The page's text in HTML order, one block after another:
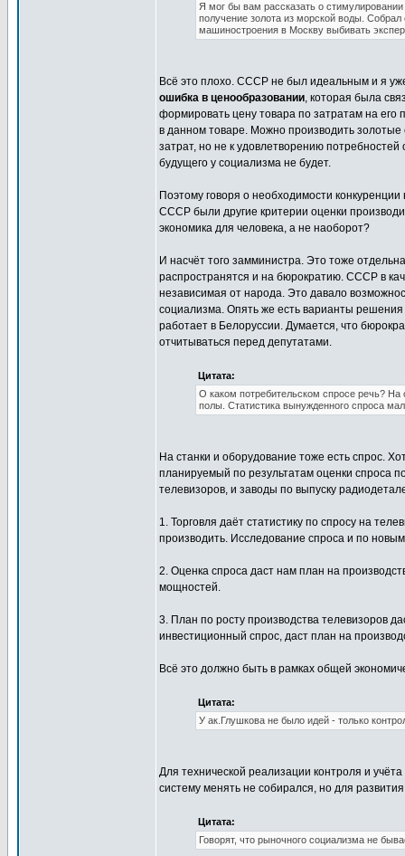
Я мог бы вам рассказать о
получение золота из морской воды. Собрал
машиностроения в Москву выбивать
Всё это плохо. СССР не был идеальным и я
ошибка в ценообразовании, которая была
формировать цену товара по затратам на его
в данном товаре. Можно производить
затрат, но не к удовлетворению
будущего у социализма не будет.
Поэтому говоря о необходимости
СССР были другие критерии оценки
экономика для человека, а не наоборот?
И насчёт того замминистра. Это тоже
распространятся и на бюрократию. СССР в
независимая от народа. Это давало
социализма. Опять же есть варианты
работает в Белоруссии. Думается, что
отчитываться перед депутатами.
Цитата:
О каком потребительском спросе речь? На
полы. Статистика вынужденного спроса
На станки и оборудование тоже есть спрос.
планируемый по результатам оценки спроса
телевизоров, и заводы по выпуску
1. Торговля даёт статистику по спросу на
производить. Исследование спроса и по
2. Оценка спроса даст нам план на
мощностей.
3. План по росту производства телевизоров
инвестиционный спрос, даст план на
Всё это должно быть в рамках общей
Цитата:
У ак.Глушкова не было идей - только
Для технической реализации контроля и
систему менять не собирался, но для
Цитата:
Говорят, что рыночного социализма не